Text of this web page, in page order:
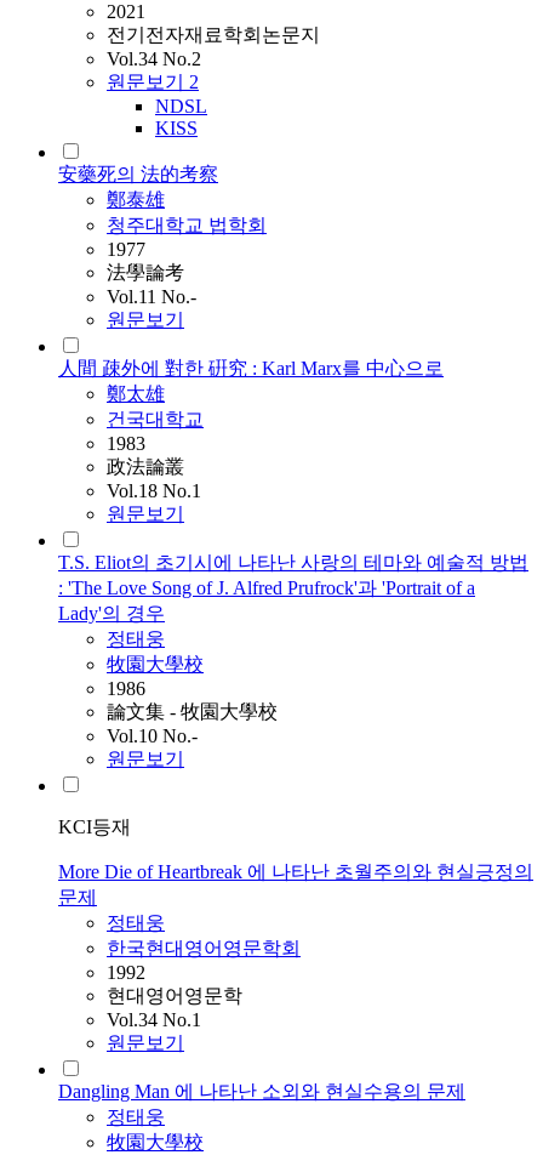
2021
전기전자재료학회논문지
Vol.34 No.2
원문보기 2
NDSL
KISS
安藥死의 法的考察
鄭泰雄
청주대학교 법학회
1977
法學論考
Vol.11 No.-
원문보기
人間 疎外에 對한 硏究 : Karl Marx를 中心으로
鄭太雄
건국대학교
1983
政法論叢
Vol.18 No.1
원문보기
T.S. Eliot의 초기시에 나타난 사랑의 테마와 예술적 방법
: 'The Love Song of J. Alfred Prufrock'과 'Portrait of a
Lady'의 경우
정태웅
牧園大學校
1986
論文集 - 牧園大學校
Vol.10 No.-
원문보기
KCI등재
More Die of Heartbreak 에 나타난 초월주의와 현실긍정의
문제
정태웅
한국현대영어영문학회
1992
현대영어영문학
Vol.34 No.1
원문보기
Dangling Man 에 나타난 소외와 현실수용의 문제
정태웅
牧園大學校